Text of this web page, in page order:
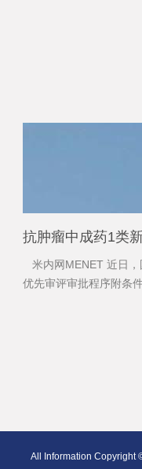
米内网MENET 近日，
优先审评审批程序附条
All Information Copyright